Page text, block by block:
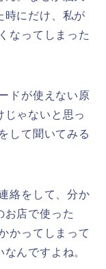
時にだけ、私が
なってしまった
ドが使えない原
じゃないと思っ
して聞いてみる
絡をして、分か
お店で使った
かってしまって
んですよね。